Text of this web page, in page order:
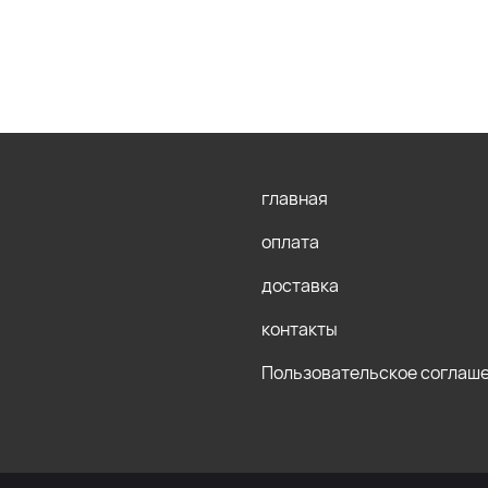
главная
оплата
доставка
контакты
Пользовательское